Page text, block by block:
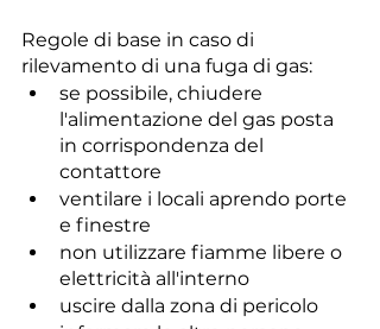
Regole di base in caso di
rilevamento di una fuga di gas:
se possibile, chiudere
l'alimentazione del gas posta
in corrispondenza del
contattore
ventilare i locali aprendo porte
e finestre
non utilizzare fiamme libere o
elettricità all'interno
uscire dalla zona di pericolo